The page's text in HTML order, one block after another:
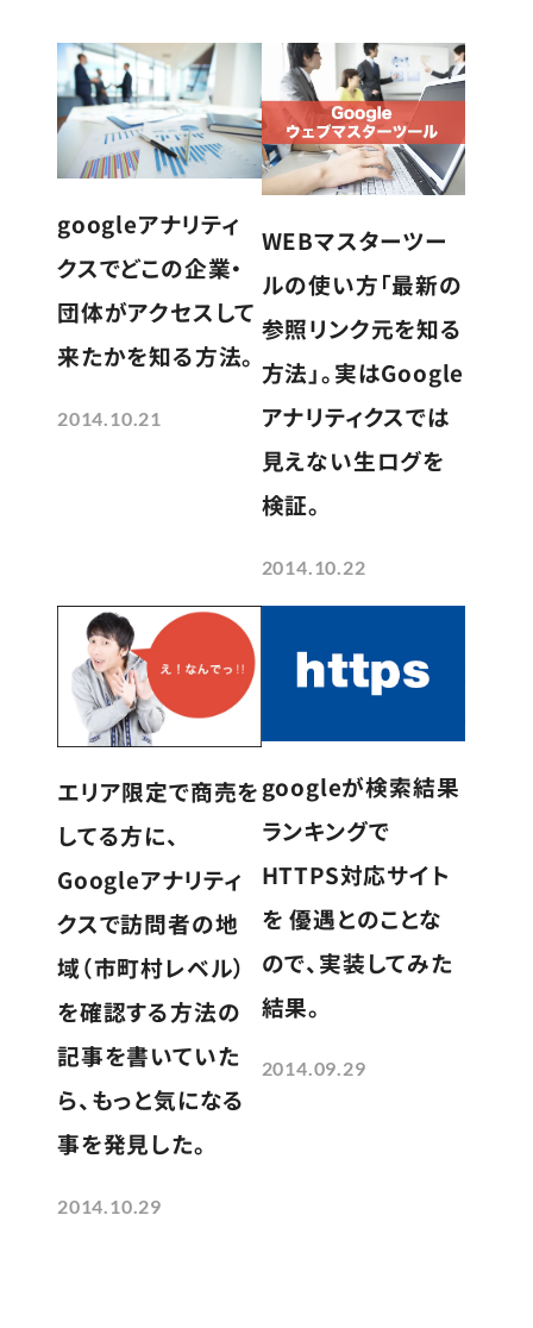
googleアナリティ
クスでどこの企業・
団体がアクセスして
来たかを知る方法。
2014.10.21
WEBマスターツー
ルの使い方「最新の
参照リンク元を知る
方法」。実はGoogle
アナリティクスでは
見えない生ログを
検証。
2014.10.22
エリア限定で商売を
してる方に、
Googleアナリティ
クスで訪問者の地
域（市町村レベル）
を確認する方法の
記事を書いていた
ら、もっと気になる
事を発見した。
2014.10.29
googleが検索結果
ランキングで
HTTPS対応サイト
を 優遇とのことな
ので、実装してみた
結果。
2014.09.29